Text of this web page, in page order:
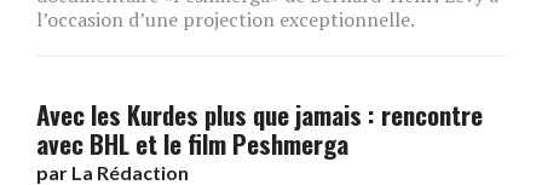
l’occasion d’une projection exceptionnelle.
Avec les Kurdes plus que jamais : rencontre
avec BHL et le film Peshmerga
par La Rédaction